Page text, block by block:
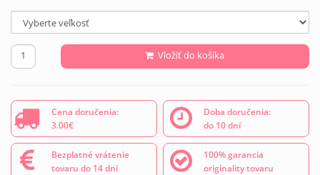
Vložiť do košíka
Cena doručenia:
3.00€
Doba doručenia:
do 10 dní
Bezplatné vrátenie
tovaru do 14 dní
100% garancia
originality tovaru